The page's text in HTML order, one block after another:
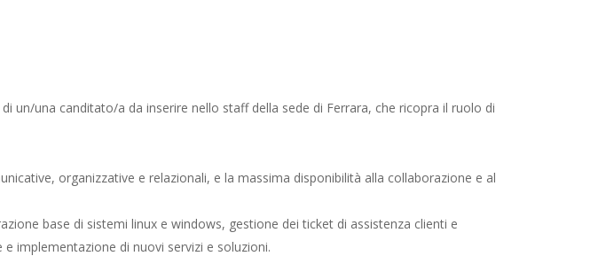
un/una canditato/a da inserire nello staff della sede di Ferrara, che ricopra il ruolo di
organizzative e relazionali, e la massima disponibilità alla collaborazione e al
base di sistemi linux e windows, gestione dei ticket di assistenza clienti e
implementazione di nuovi servizi e soluzioni.